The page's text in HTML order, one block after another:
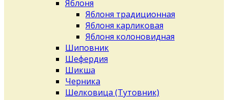
Яблоня
Яблоня традиционная
Яблоня карликовая
Яблоня колоновидная
Шиповник
Шефердия
Шикша
Черника
Шелковица (Тутовник)